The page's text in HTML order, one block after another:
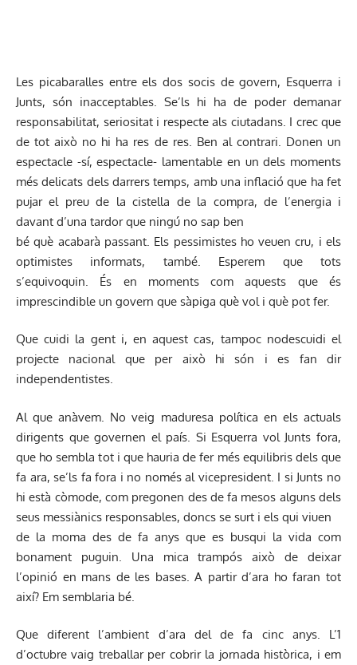
Les picabaralles entre els dos socis de govern, Esquerra i
Junts, són inacceptables. Se’ls hi ha de poder demanar
responsabilitat, seriositat i respecte als ciutadans. I crec que
de tot això no hi ha res de res. Ben al contrari. Donen un
espectacle -sí, espectacle- lamentable en un dels moments
més delicats dels darrers temps, amb una inflació que ha fet
pujar el preu de la cistella de la compra, de l’energia i
davant d’una tardor que ningú no sap ben
bé què acabarà passant. Els pessimistes ho veuen cru, i els
optimistes informats, també. Esperem que tots
s’equivoquin. És en moments com aquests que és
imprescindible un govern que sàpiga què vol i què pot fer.
Que cuidi la gent i, en aquest cas, tampoc nodescuidi el
projecte nacional que per això hi són i es fan dir
independentistes.
Al que anàvem. No veig maduresa política en els actuals
dirigents que governen el país. Si Esquerra vol Junts fora,
que ho sembla tot i que hauria de fer més equilibris dels que
fa ara, se’ls fa fora i no només al vicepresident. I si Junts no
hi està còmode, com pregonen des de fa mesos alguns dels
seus messiànics responsables, doncs se surt i els qui viuen
de la moma des de fa anys que es busqui la vida com
bonament puguin. Una mica trampós això de deixar
l’opinió en mans de les bases. A partir d’ara ho faran tot
així? Em semblaria bé.
Que diferent l’ambient d’ara del de fa cinc anys. L’1
d’octubre vaig treballar per cobrir la jornada històrica, i em